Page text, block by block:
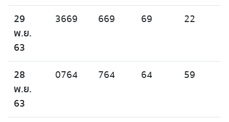
29
พ.ย.
63
3669 669 69 22
28
พ.ย.
63
0764 764 64 59